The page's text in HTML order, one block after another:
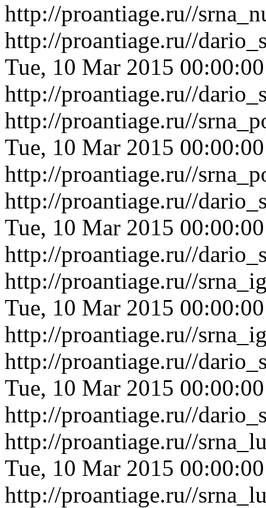
http://proantiage.ru//
http://proantiage.ru//
Tue, 10 Mar 2015
http://proantiage.ru//
http://proantiage.ru//
Tue, 10 Mar 2015
http://proantiage.ru//
http://proantiage.ru//
Tue, 10 Mar 2015
http://proantiage.ru//
http://proantiage.ru//
Tue, 10 Mar 2015
http://proantiage.ru//
http://proantiage.ru//
Tue, 10 Mar 2015
http://proantiage.ru//
http://proantiage.ru//
Tue, 10 Mar 2015
http://proantiage.ru//